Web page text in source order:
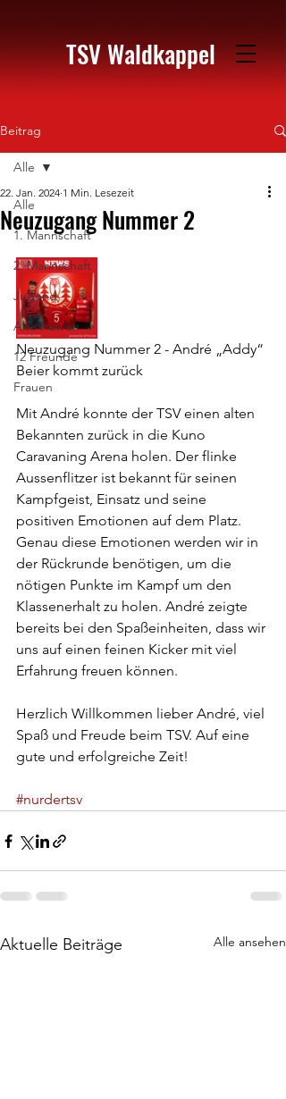
TSV Waldkappel
Beitrag
Alle
1. Mannschaft
2. Mannschaft
Jugend
Alte Herren
12 Freunde
Frauen
Alle
Neuzugang Nummer 2
22. Jan. 2024 1 Min. Lesezeit
Neuzugang Nummer 2 - André „Addy“
Beier kommt zurück
Mit André konnte der TSV einen alten
Bekannten zurück in die Kuno
Caravaning Arena holen. Der flinke
Aussenflitzer ist bekannt für seinen
Kampfgeist, Einsatz und seine
positiven Emotionen auf dem Platz.
Genau diese Emotionen werden wir in
der Rückrunde benötigen, um die
nötigen Punkte im Kampf um den
Klassenerhalt zu holen. André zeigte
bereits bei den Spaßeinheiten, dass wir
uns auf einen feinen Kicker mit viel
Erfahrung freuen können.
Herzlich Willkommen lieber André, viel
Spaß und Freude beim TSV. Auf eine
gute und erfolgreiche Zeit!
#nurdertsv
Aktuelle Beiträge Alle ansehen